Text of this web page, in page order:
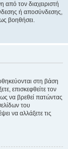
τον διαχειριστή
ή αποσύνδεσης,
βοηθήσει.
στη βάση
επισκεφθείτε τον
να βρεθεί πατώντας
του
να αλλάξετε τις